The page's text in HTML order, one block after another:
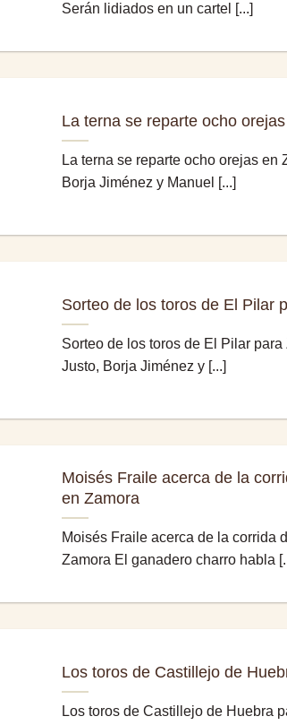
Serán lidiados en un cartel [...]
La terna se reparte ocho
La terna se reparte ocho orejas en
Borja Jiménez y Manuel [...]
Sorteo de los toros de El Pilar
Sorteo de los toros de El Pilar
Justo, Borja Jiménez y [...]
Moisés Fraile acerca de la
en Zamora
Moisés Fraile acerca de la corrida
Zamora El ganadero charro habla
Los toros de Castillejo de
Los toros de Castillejo de Huebra